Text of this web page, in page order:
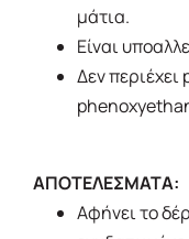
μάτια.
Είναι
Δεν
ΑΠΟΤΕΛΕΣΜΑΤΑ:
Αφήνει το